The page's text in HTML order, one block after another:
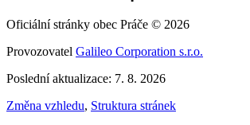
Oficiální stránky obec Práče © 2026
Provozovatel Galileo Corporation s.r.o.
Poslední aktualizace: 7. 8. 2026
Změna vzhledu, Struktura stránek